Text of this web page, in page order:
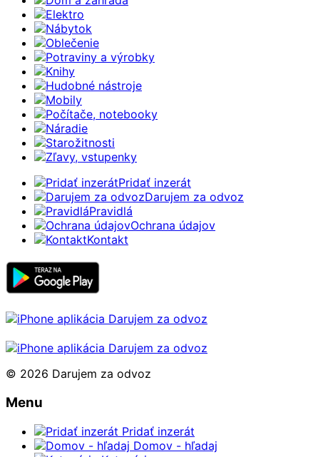
Elektro
Nábytok
Oblečenie
Potraviny a výrobky
Knihy
Hudobné nástroje
Mobily
Počítače, notebooky
Náradie
Starožitnosti
Zľavy, vstupenky
Pridať inzerát
Darujem za odvoz
Pravidlá
Ochrana údajov
Kontakt
© 2026 Darujem za odvoz
Menu
Pridať inzerát
Domov - hľadaj